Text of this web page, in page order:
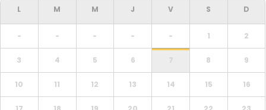
- - - - - 1 2
3 4 5 6 7 8 9
10 11 12 13 14 15 16